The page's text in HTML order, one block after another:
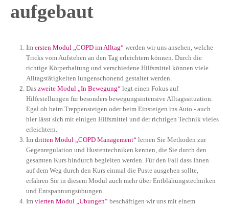
aufgebaut
Im ersten Modul „COPD im Alltag“werden wir uns ansehen, welche
Tricks vom Aufstehen an den Tag erleichtern können. Durch die
richtige Körperhaltung und verschiedene Hilfsmittel können viele
Alltagstätigkeiten lungenschonend gestaltet werden.
Das zweite Modul „In Bewegung“legt einen Fokus auf
Hilfestellungen für besonders bewegungsintensive Alltagssituation.
Egal ob beim Treppensteigen oder beim Einsteigen ins Auto - auch
hier lässt sich mit einigen Hilfsmittel und der richtigen Technik vieles
erleichtern.
Im dritten Modul „COPD Management“lernen Sie Methoden zur
Gegenregulation und Hustentechniken kennen, die Sie durch den
gesamten Kurs hindurch begleiten werden. Für den Fall dass Ihnen
auf dem Weg durch den Kurs einmal die Puste ausgehen sollte,
erfahren Sie in diesem Modul auch mehr über Entblähungstechniken
und Entspannungsübungen.
Im vierten Modul „Übungen“beschäftigen wir uns mit einem